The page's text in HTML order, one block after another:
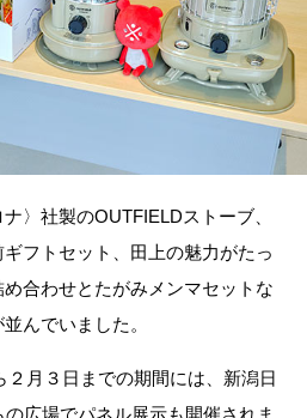
〉社製のOUTFIELDストーブ、
フトセット、田上の魅力がたっ
合わせとたがみメンマセットな
んでいました。
２月３日までの期間には、新潟日